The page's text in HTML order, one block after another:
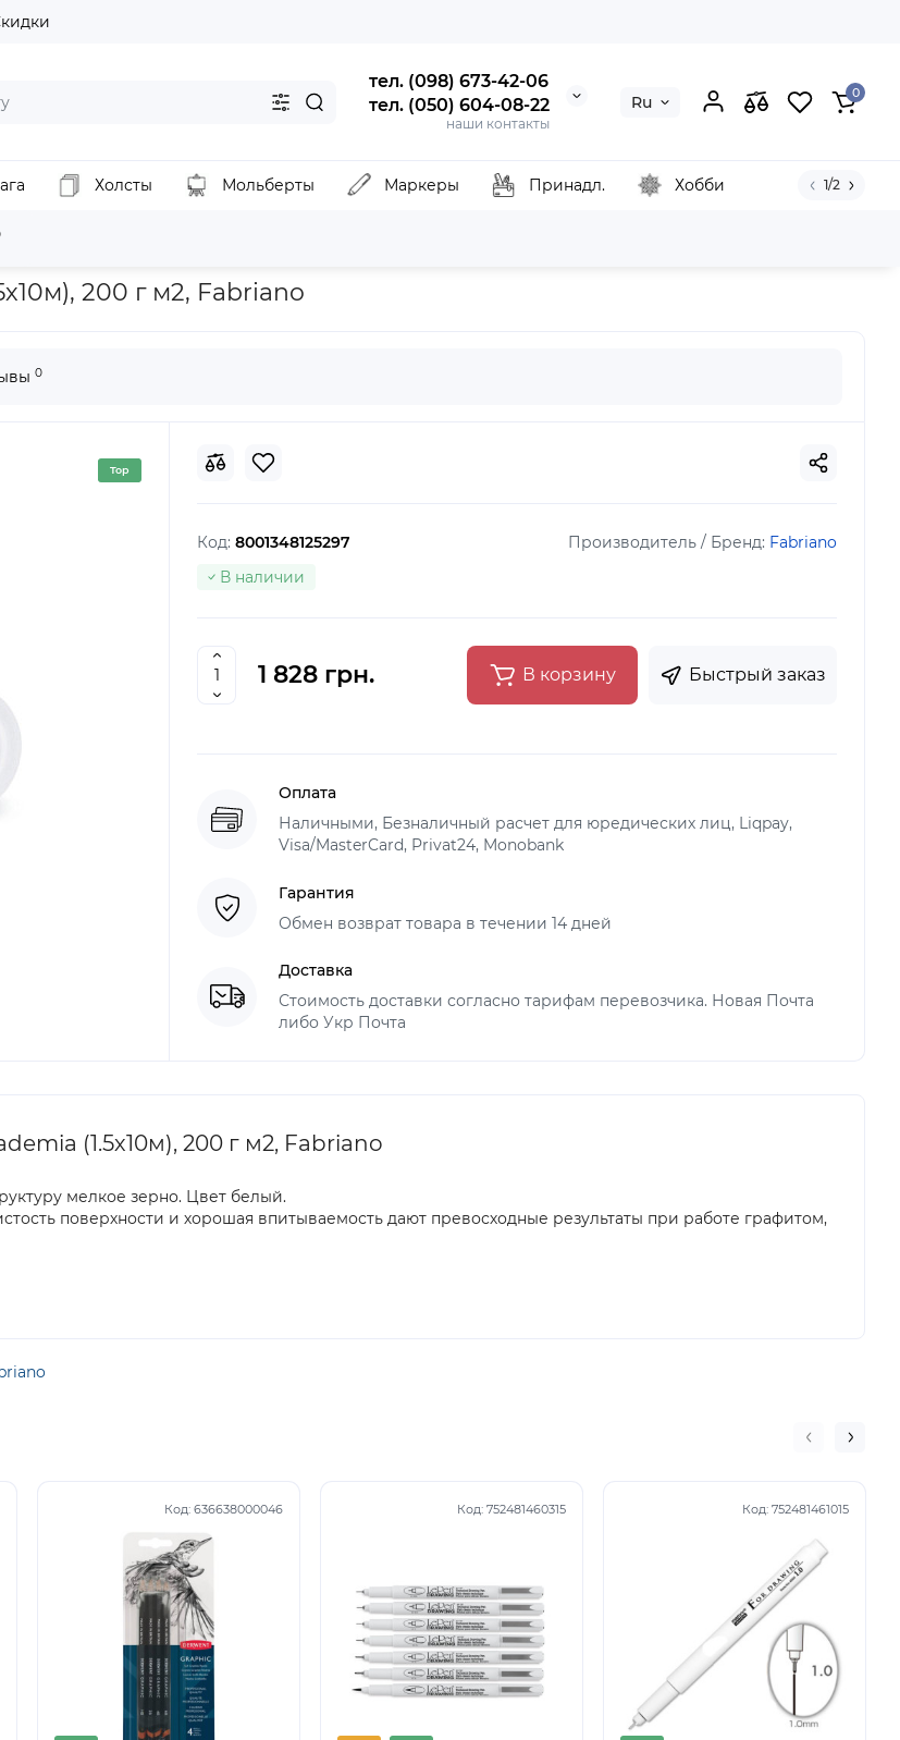
тел. (098) 673-42-06
тел. (050) 604-08-22
наши контакты
Ru 0
Холсты Мольберты Маркеры Принадл. Хобби 1/2
для черчения Accademia (1.5х10м), 200 г м2, Fabriano
200 г м2, Fabriano
0
Top
Код: 8001348125297 Производитель / Бренд: Fabriano
В наличии
1 828 грн. В корзину Быстрый заказ
Оплата
Наличными, Безналичный расчет для юредических лиц, Liqpay,
Visa/MasterCard, Privat24, Monobank
Гарантия
Обмен возврат товара в течении 14 дней
Доставка
Стоимость доставки согласно тарифам перевозчика. Новая Почта
либо Укр Почта
(1.5х10м), 200 г м2, Fabriano
мелкое зерно. Цвет белый.
поверхности и хорошая впитываемость дают превосходные результаты при работе графитом,
Код: 636638000046 Код: 752481460315 Код: 752481461015